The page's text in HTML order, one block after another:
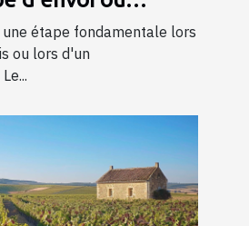
étape fondamentale lors
ou lors d'un